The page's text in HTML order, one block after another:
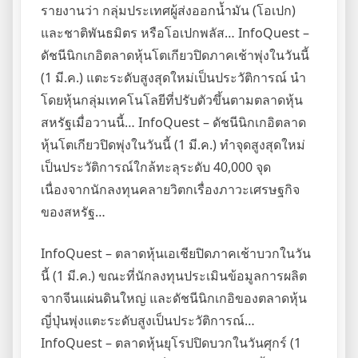
รายงานว่า กลุ่มประเทศผู้ส่งออกน้ำมัน (โอเปก)
และชาติพันธมิตร หรือโอเปกพลัส… InfoQuest –
ดัชนีนิกเกอิตลาดหุ้นโตเกียวปิดภาคเช้าพุ่งในวันนี้
(1 มี.ค.) แตะระดับสูงสุดใหม่เป็นประวัติการณ์ นำ
โดยหุ้นกลุ่มเทคโนโลยีที่ปรับตัวขึ้นตามตลาดหุ้น
สหรัฐเมื่อวานนี้… InfoQuest – ดัชนีนิกเกอิตลาด
หุ้นโตเกียวปิดพุ่งในวันนี้ (1 มี.ค.) ทำจุดสูงสุดใหม่
เป็นประวัติการณ์ใกล้ทะลุระดับ 40,000 จุด
เนื่องจากนักลงทุนคลายวิตกเรื่องภาวะเศรษฐกิจ
ของสหรัฐ…
InfoQuest – ตลาดหุ้นเอเชียปิดภาคเช้าบวกในวัน
นี้ (1 มี.ค.) ขณะที่นักลงทุนประเมินข้อมูลการผลิต
จากจีนแผ่นดินใหญ่ และดัชนีนิกเกอิของตลาดหุ้น
ญี่ปุ่นพุ่งแตะระดับสูงเป็นประวัติการณ์…
InfoQuest – ตลาดหุ้นยุโรปปิดบวกในวันศุกร์ (1